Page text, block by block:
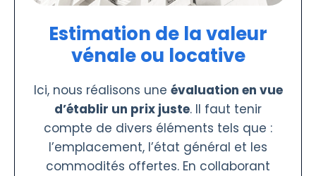
Estimation de la valeur
vénale ou locative
Ici, nous réalisons une évaluation en vue
d’établir un prix juste. Il faut tenir
compte de divers éléments tels que :
l’emplacement, l’état général et les
commodités offertes. En collaborant